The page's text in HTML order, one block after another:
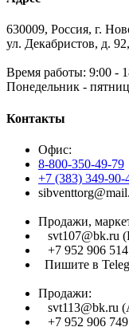
630009, Россия, г.
ул. Декабристов, д.
Время работы: 9:00 -
Понедельник -
Контакты
Офис:
8-800-350-49-79
+7 (383) 349-90-
Продажи,
svt107@bk.ru
+7 952 906
Пишите в
Продажи:
svt113@bk.ru
+7 952 906